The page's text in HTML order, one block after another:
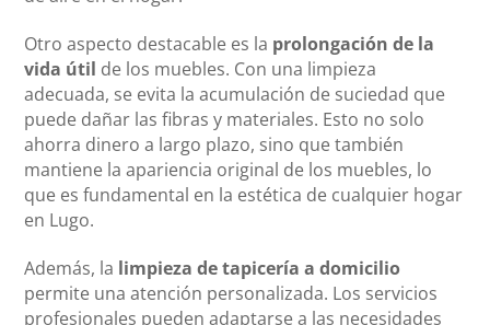
Otro aspecto destacable es la prolongación de la
vida útil de los muebles. Con una limpieza
adecuada, se evita la acumulación de suciedad que
puede dañar las fibras y materiales. Esto no solo
ahorra dinero a largo plazo, sino que también
mantiene la apariencia original de los muebles, lo
que es fundamental en la estética de cualquier hogar
en Lugo.
Además, la limpieza de tapicería a domicilio
permite una atención personalizada. Los servicios
profesionales pueden adaptarse a las necesidades